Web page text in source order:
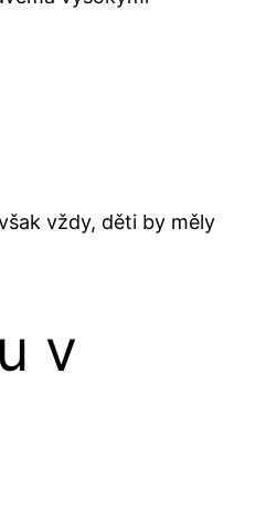
vždy, děti by měly
v